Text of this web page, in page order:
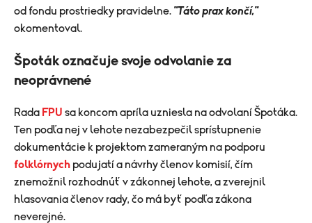
od fondu prostriedky pravidelne. "Táto prax končí,"
okomentoval.
Špoták označuje svoje odvolanie za
neoprávnené
Rada FPU sa koncom apríla uzniesla na odvolaní Špotáka.
Ten podľa nej v lehote nezabezpečil sprístupnenie
dokumentácie k projektom zameraným na podporu
folklórnych podujatí a návrhy členov komisií, čím
znemožnil rozhodnúť v zákonnej lehote, a zverejnil
hlasovania členov rady, čo má byť podľa zákona
neverejné.